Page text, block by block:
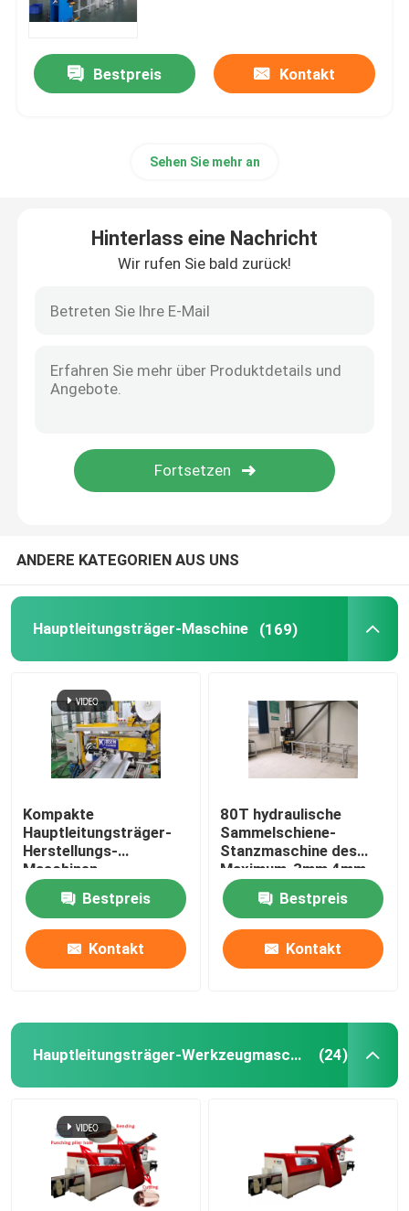
Hauptleitungsträger-Zusätze
Hauptleitungsträger-Stanzmaschine
Roboter-Schweißgerät
Schaltanlagen-Kabinett-Fließband
Bestpreis Kontakt
Sehen Sie mehr an
Hinterlass eine Nachricht
Wir rufen Sie bald zurück!
ANDERE KATEGORIEN AUS UNS
Hauptleitungsträger-Maschine (169)
Kompakte
Hauptleitungsträger-
Herstellungs-
Maschinen-
automatische
BefestigungBestpreis
Kontakt
80T hydraulische
Sammelschiene-
Stanzmaschine des
Maximum-3mm 4mm
für Kupfer
Bestpreis
Kontakt
Hauptleitungsträger-Werkzeugmaschine (24)